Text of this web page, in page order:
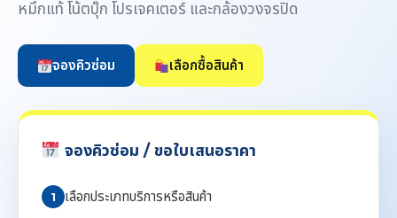
หมึกแท้ โน้ตบุ๊ก โปรเจคเตอร์ และกล้องวงจรปิด
จองคิวซ่อม เลือกซื้อสินค้า
จองคิวซ่อม / ขอใบเสนอราคา
1 เลือกประเภทบริการหรือสินค้า